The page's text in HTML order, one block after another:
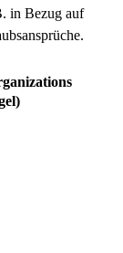
in Bezug auf